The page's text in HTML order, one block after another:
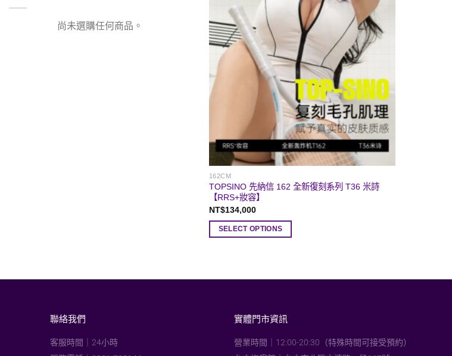
尚未選購任何商品。
162CM
TOPSINO 先納信 162 全新復刻系列 T36 米詩
【RRS+妝容】
NT$134,000
SELECT OPTIONS
聯絡我們
客服時間｜24小時
實體門市資訊
營業時間｜12:00-20:30（特殊時間可接受預約）